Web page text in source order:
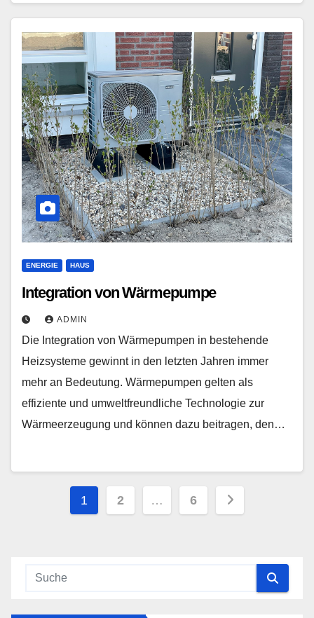
ENERGIE HAUS
Integration von Wärmepumpe
ADMIN
Die Integration von Wärmepumpen in bestehende
Heizsysteme gewinnt in den letzten Jahren immer
mehr an Bedeutung. Wärmepumpen gelten als
effiziente und umweltfreundliche Technologie zur
Wärmeerzeugung und können dazu beitragen, den…
Seitennummerierung
1 2 … 6